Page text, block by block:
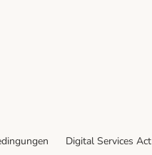
Post Shipping Method
Digital Services Act